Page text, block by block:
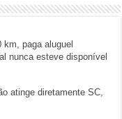
paga aluguel
nunca esteve disponível
atinge diretamente SC,